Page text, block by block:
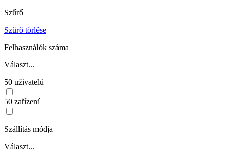
Szűrő
Szűrő törlése
Felhasználók száma
Választ...
50 uživatelů
50 zařízení
Szállítás módja
Választ...